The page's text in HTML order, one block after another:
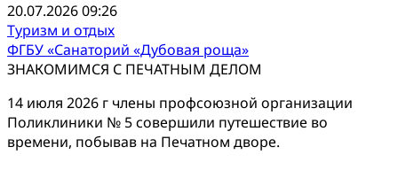
20.07.2026 09:26
Туризм и отдых
ФГБУ «Санаторий «Дубовая роща»
ЗНАКОМИМСЯ С ПЕЧАТНЫМ ДЕЛОМ
14 июля 2026 г члены профсоюзной организации
Поликлиники № 5 совершили путешествие во
времени, побывав на Печатном дворе.